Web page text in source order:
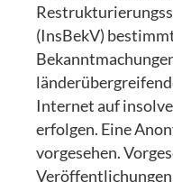
(InsBekV)
Internet auf
erfolgen. Eine
vorgesehen.
Veröffentlichungen